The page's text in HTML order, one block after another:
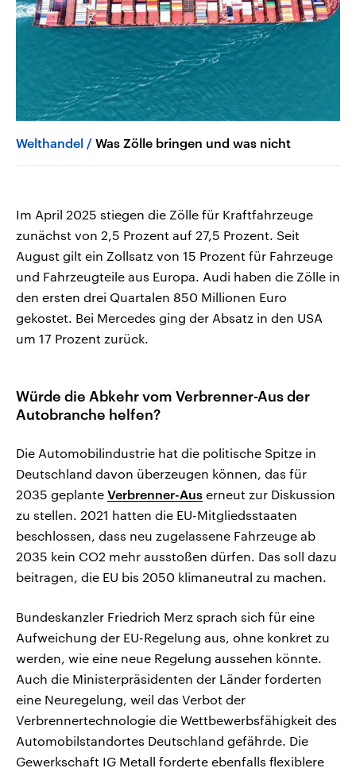
Welthandel Was Zölle bringen und was nicht
Im April 2025 stiegen die Zölle für Kraftfahrzeuge
zunächst von 2,5 Prozent auf 27,5 Prozent. Seit
August gilt ein Zollsatz von 15 Prozent für Fahrzeuge
und Fahrzeugteile aus Europa. Audi haben die Zölle in
den ersten drei Quartalen 850 Millionen Euro
gekostet. Bei Mercedes ging der Absatz in den USA
um 17 Prozent zurück.
Würde die Abkehr vom Verbrenner-Aus der
Autobranche helfen?
Die Automobilindustrie hat die politische Spitze in
Deutschland davon überzeugen können, das für
2035 geplante Verbrenner-Aus erneut zur Diskussion
zu stellen. 2021 hatten die EU-Mitgliedsstaaten
beschlossen, dass neu zugelassene Fahrzeuge ab
2035 kein CO2 mehr ausstoßen dürfen. Das soll dazu
beitragen, die EU bis 2050 klimaneutral zu machen.
Bundeskanzler Friedrich Merz sprach sich für eine
Aufweichung der EU-Regelung aus, ohne konkret zu
werden, wie eine neue Regelung aussehen könnte.
Auch die Ministerpräsidenten der Länder forderten
eine Neuregelung, weil das Verbot der
Verbrennertechnologie die Wettbewerbsfähigkeit des
Automobilstandortes Deutschland gefährde. Die
Gewerkschaft IG Metall forderte ebenfalls flexiblere